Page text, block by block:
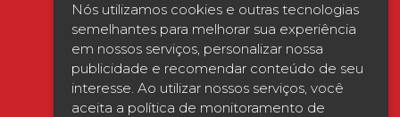
Verificada por
Nós utilizamos cookies e outras tecnologias
semelhantes para melhorar sua experiência
em nossos serviços, personalizar nossa
publicidade e recomendar conteúdo de seu
interesse. Ao utilizar nossos serviços, você
aceita a política de monitoramento de